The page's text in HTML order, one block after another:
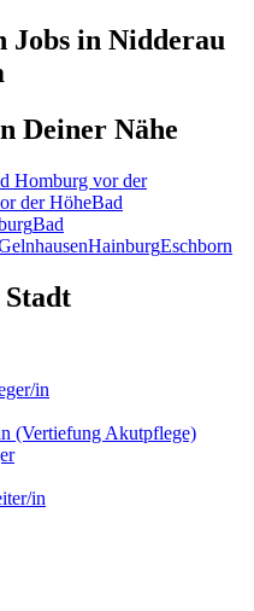
Jobs in Nidderau
Deiner Nähe
Homburg vor der
der HöheBad
Bad
HainburgEschborn
Stadt
in
(Vertiefung Akutpflege)
in